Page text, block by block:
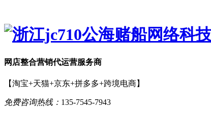
网店整合营销代运营服务商
【淘宝+天猫+京东+拼多多+跨境电商】
免费咨询热线： 135-7545-7943